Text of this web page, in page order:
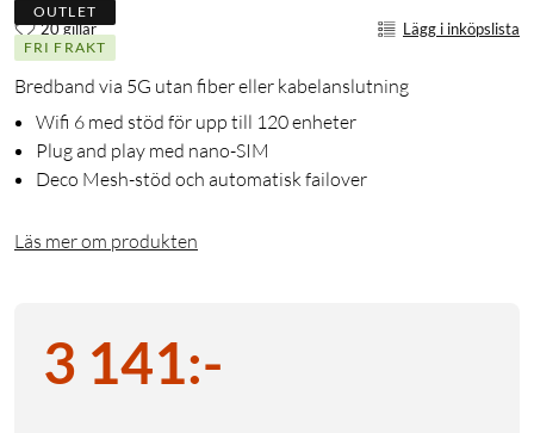
OUTLET
FRI FRAKT
20 gillar Lägg i inköpslista
Bredband via 5G utan fiber eller kabelanslutning
Wifi 6 med stöd för upp till 120 enheter
Plug and play med nano-SIM
Deco Mesh-stöd och automatisk failover
Läs mer om produkten
3 141:-